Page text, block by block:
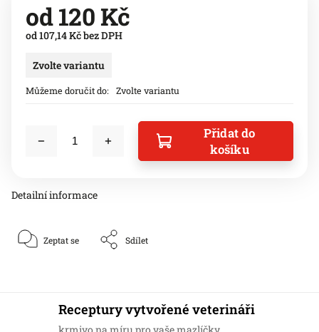
od120 Kč
od107,14 Kčbez DPH
Zvolte variantu
Můžeme doručit do: Zvolte variantu
Přidat do
košíku
Detailní informace
Zeptat se Sdílet
Receptury vytvořené veterináři